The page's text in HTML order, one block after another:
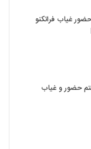
غیاب فراتکنو
حضور و غیاب